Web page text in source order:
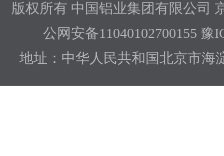
版权所有 中国铝业集团有限公司
公网安备11040102700155 豫
地址：中华人民共和国北京市海